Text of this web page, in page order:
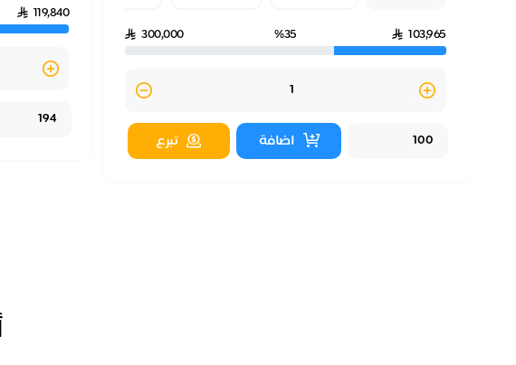
103,965
%35
300,000
Quantity
اضافة
تبرع
119,840
Quantity